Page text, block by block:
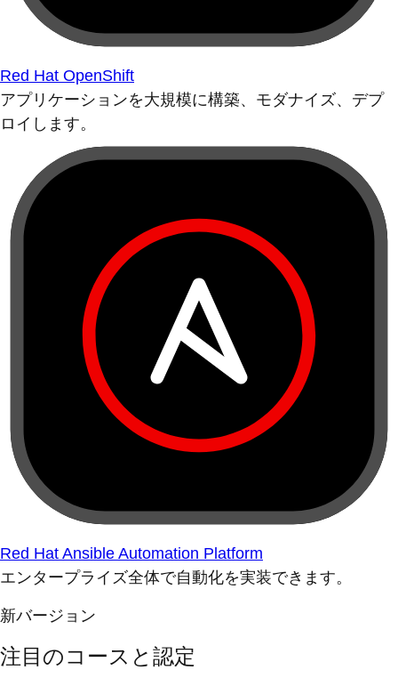
Red Hat OpenShift
アプリケーションを大規模に構築、モダナイズ、デプ
ロイします。
Red Hat Ansible Automation Platform
エンタープライズ全体で自動化を実装できます。
新バージョン
注目のコースと認定